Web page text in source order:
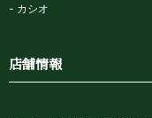
カシオ
店舗情報